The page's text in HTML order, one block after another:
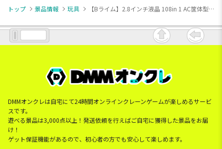
トップ 景品情報 玩具 【Bライム】2.8インチ液晶 108in 1 AC筐体型ゲーム機 V2
DMMオンクレは自宅にて24時間オンラインクレーンゲームが楽しめるサービ
スです。
遊べる景品は3,000点以上！発送依頼を行えばご自宅に獲得した景品をお届
け！
ゲット保証機能があるので、初心者の方でも安心して楽しめます。